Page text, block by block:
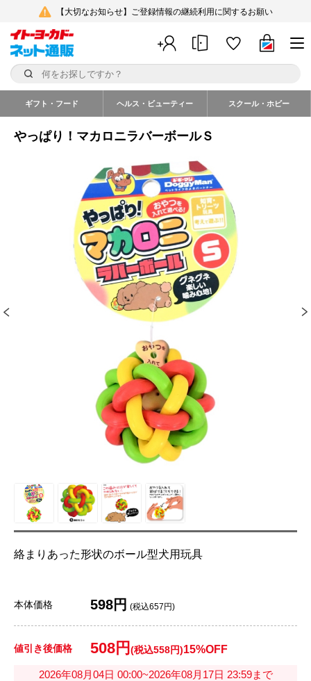
【大切なお知らせ】ご登録情報の継続利用に関するお願い
ギフト・フード ヘルス・ビューティー スクール・ホビー
やっぱり！マカロニラバーボールＳ
絡まりあった形状のボール型犬用玩具
本体価格 598円 (税込657円)
値引き後価格 508円 (税込558円)15%OFF
2026年08月04日 00:00~2026年08月17日 23:59まで